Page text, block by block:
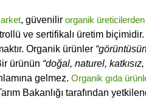
, güvenilir organik üreticilerden
ve sertifikalı üretim biçimidir.
Organik ürünler
ürünün “doğal, naturel,
gelmez. Organik gıda
Bakanlığı tarafından